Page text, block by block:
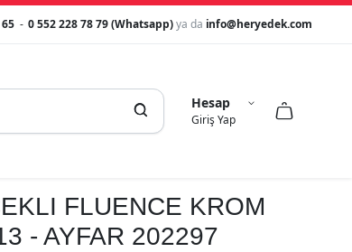
-0 552 228 78 79 (Whatsapp)ya da info@heryedek.com
 Hesap
Giriş Yap
 
FLUENCE KROM
- AYFAR 202297